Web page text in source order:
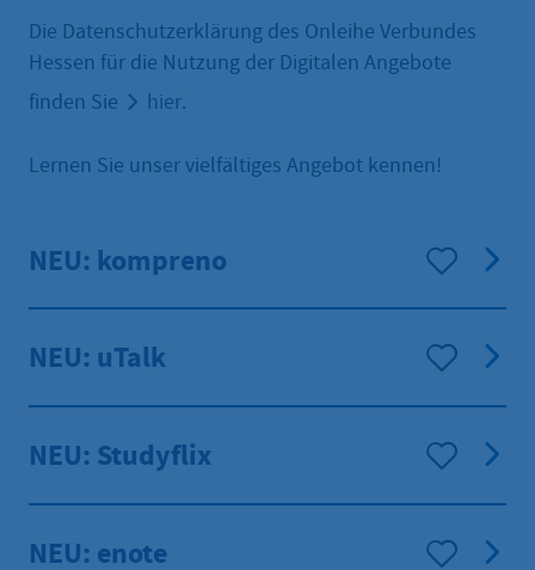
Die Datenschutzerklärung des Onleihe Verbundes
Hessen für die Nutzung der Digitalen Angebote
finden Sie
hier.
Lernen Sie unser vielfältiges Angebot kennen!
NEU: kompreno
NEU: uTalk
NEU: Studyflix
NEU: enote